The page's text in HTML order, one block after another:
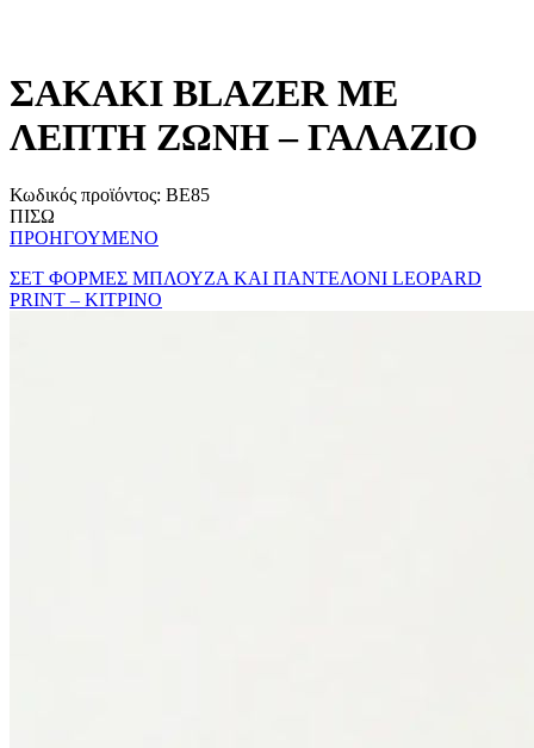
ΣΑΚΑΚΙ BLAZER ΜΕ
ΛΕΠΤΗ ΖΩΝΗ – ΓΑΛΑΖΙΟ
Κωδικός προϊόντος: BE85
ΠΙΣΩ
ΠΡΟΗΓΟΥΜΕΝΟ
ΣΕΤ ΦΟΡΜΕΣ ΜΠΛΟΥΖΑ ΚΑΙ ΠΑΝΤΕΛΟΝΙ LEOPARD
PRIΝΤ – ΚΙΤΡΙΝΟ